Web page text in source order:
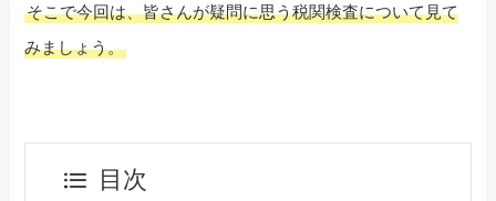
そこで今回は、皆さんが疑問に思う税関検査について見て
みましょう。
目次